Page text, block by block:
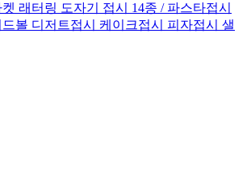
래터링 도자기 접시 14종 / 파스타접시
볼 디저트접시 케이크접시 피자접시 샐